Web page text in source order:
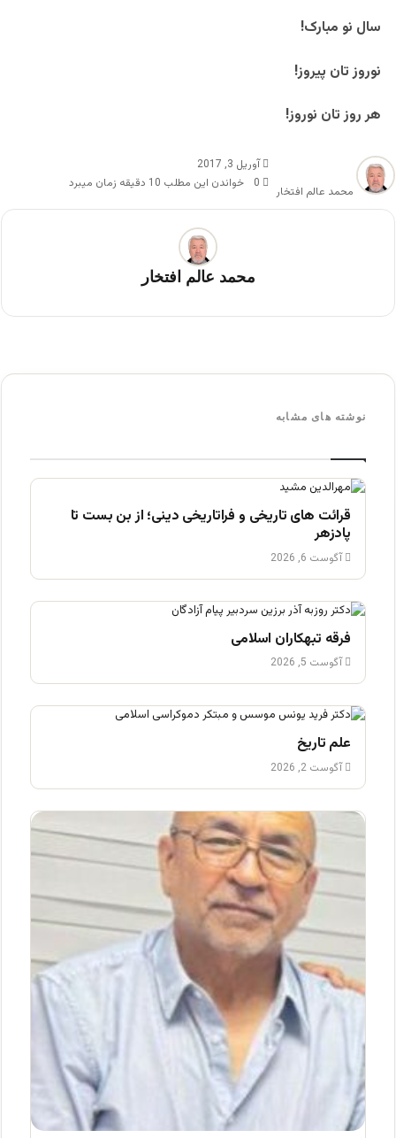
سال نو مبارک!
نوروز تان پیروز!
هر روز تان نوروز!
محمد عالم افتخار
آوریل 3, 2017
0
خواندن این مطلب 10 دقیقه زمان میبرد
محمد عالم افتخار
نوشته های مشابه
قرائت های تاریخی و فراتاریخی دینی؛ از بن بست تا
پادزهر
آگوست 6, 2026
فرقه تبهکاران اسلامی
آگوست 5, 2026
علم تاریخ
آگوست 2, 2026